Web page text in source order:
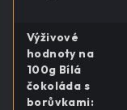
Výživové
hodnoty na
100g Bílá
čokoláda s
borůvkami: